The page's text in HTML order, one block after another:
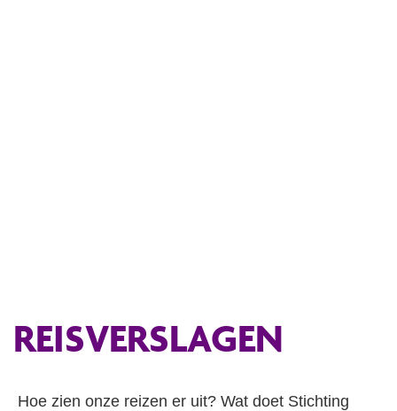
REISVERSLAGEN
Hoe zien onze reizen er uit? Wat doet Stichting